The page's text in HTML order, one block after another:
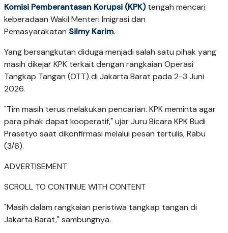
Komisi Pemberantasan Korupsi (KPK)tengah mencari
keberadaan Wakil Menteri Imigrasi dan
Pemasyarakatan Silmy Karim.
Yang bersangkutan diduga menjadi salah satu pihak yang
masih dikejar KPK terkait dengan rangkaian Operasi
Tangkap Tangan (OTT) di Jakarta Barat pada 2-3 Juni
2026.
"Tim masih terus melakukan pencarian. KPK meminta agar
para pihak dapat kooperatif," ujar Juru Bicara KPK Budi
Prasetyo saat dikonfirmasi melalui pesan tertulis, Rabu
(3/6).
ADVERTISEMENT
SCROLL TO CONTINUE WITH CONTENT
"Masih dalam rangkaian peristiwa tangkap tangan di
Jakarta Barat," sambungnya.